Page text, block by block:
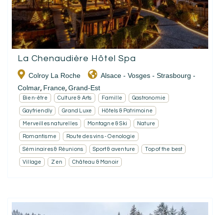
La Chenaudière Hôtel Spa
Colroy La Roche
Alsace - Vosges - Strasbourg -
Colmar, France, Grand-Est
Bien-être Culture & Arts Famille Gastronomie
Gayfriendly Grand Luxe Hôtels & Patrimoine
Merveilles naturelles Montagne & Ski Nature
Romantisme Route des vins - Oenologie
Séminaires & Réunions Sport & aventure Top of the best
Village Zen Château & Manoir